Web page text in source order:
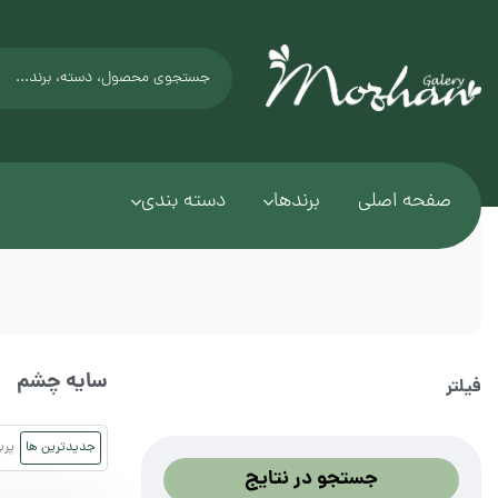
صفحه اصلی برندها دسته بندی
فیلتر
جستجو در نتایج
سایه چشم
جدیدترین ها